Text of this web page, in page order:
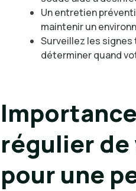
Un entretien
maintenir un
Surveillez les signes
déterminer quand
régulier
pour une